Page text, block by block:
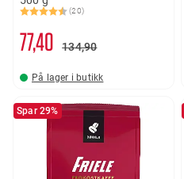
Karakter:
(20)
4.6 av 5 mulige
7740 134 90
På lager i butikk
Spar 29%